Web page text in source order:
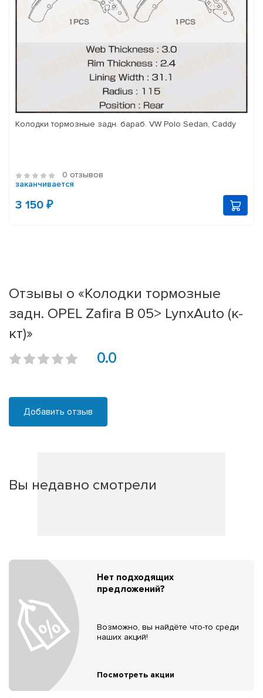
Колодки тормозные задн. бараб. VW Polo Sedan, Caddy
0 отзывов
заканчивается
3 150 ₽
Отзывы о «Колодки тормозные
задн. OPEL Zafira B 05> LynxAuto (к-
кт)»
0.0
Добавить отзыв
Вы недавно смотрели
Нет подходящих
предложений?
Возможно, вы найдёте что-то среди
наших акций!
Посмотреть акции